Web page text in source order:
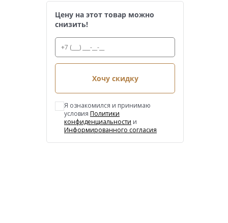
Цену на этот товар можно
снизить!
Хочу скидку
Я ознакомился и принимаю
условия Политики
конфиденциальности и
Информированного согласия